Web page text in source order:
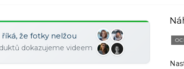
že fotky nelžou
dokazujeme videem